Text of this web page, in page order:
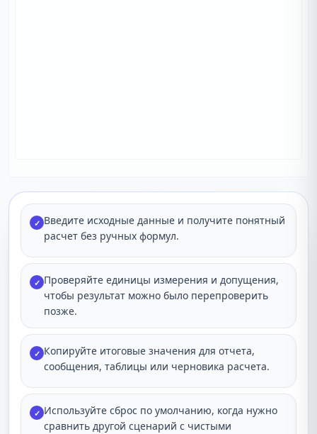
✓ Введите исходные данные и получите понятный
расчет без ручных формул.
✓ Проверяйте единицы измерения и допущения,
чтобы результат можно было перепроверить
позже.
✓ Копируйте итоговые значения для отчета,
сообщения, таблицы или черновика расчета.
✓ Используйте сброс по умолчанию, когда нужно
сравнить другой сценарий с чистыми